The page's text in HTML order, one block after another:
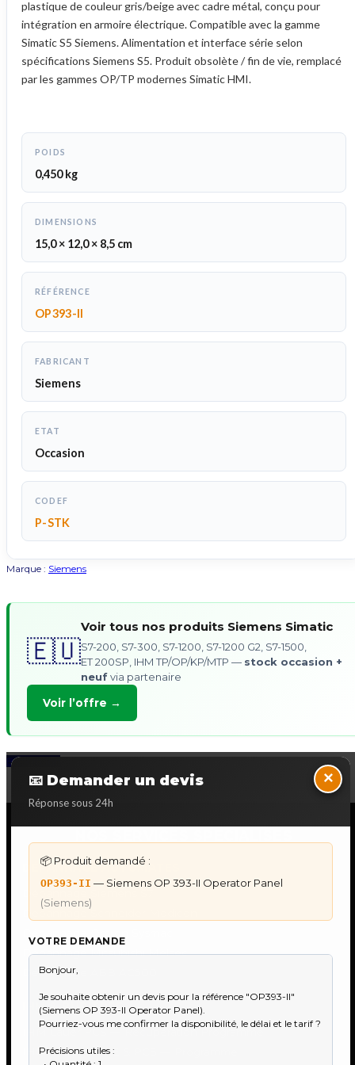
plastique de couleur gris/beige avec cadre métal, conçu pour
intégration en armoire électrique. Compatible avec la gamme
Simatic S5 Siemens. Alimentation et interface série selon
spécifications Siemens S5. Produit obsolète / fin de vie, remplacé
par les gammes OP/TP modernes Simatic HMI.
POIDS
0,450 kg
DIMENSIONS
15,0 × 12,0 × 8,5 cm
RÉFÉRENCE
OP393-II
FABRICANT
Siemens
ETAT
Occasion
CODEF
P-STK
Marque : Siemens
🇪🇺
Voir tous nos produits Siemens Simatic
S7-200, S7-300, S7-1200, S7-1200 G2, S7-1500,
ET 200SP, IHM TP/OP/KP/MTP — stock occasion +
neufvia partenaire
Voir l’offre →
📧 Demander un devis
Réponse sous 24h
×
📦 Produit demandé :
OP393-II — Siemens OP 393-II Operator Panel
(Siemens)
VOTRE DEMANDE
Back to Top
DÉPANNAGE AUTOMATES
Dépannage Schneider Modicon
Dépannage Mitsubishi Melsec
Dépannage ABB AC500
IHM & PUPITRES
IHM Lauer PCS — Récupération Programme
IHM Lauer GAME & PCS — Programme